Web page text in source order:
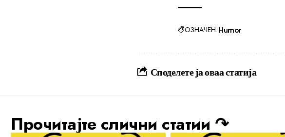
ОЗНАЧЕН: Humor
Споделете ја оваа статија
Прочитајте слични статии ↷